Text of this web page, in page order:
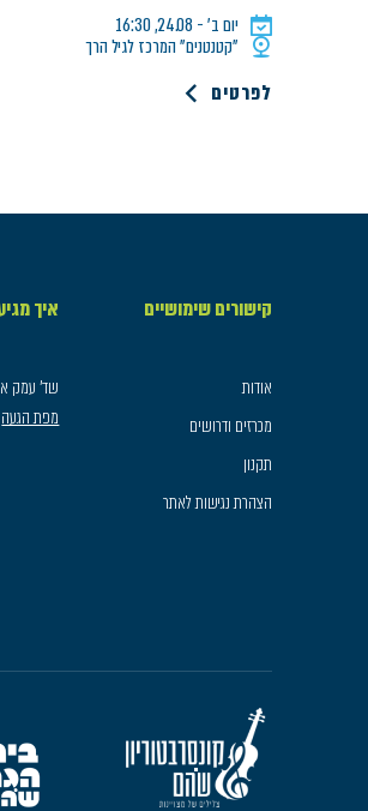
יום ב׳ - 24.08, 16:30
"קטנטנים" המרכז לגיל הרך
לפרטים
קישורים שימושיים
אודות
מכרזים ודרושים
תקנון
הצהרת נגישות לאתר
איך
שד׳ עמק
מפת הגעה